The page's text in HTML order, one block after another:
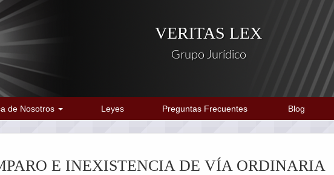
VERITAS LEX
Grupo Jurídico
de Nosotros Leyes Preguntas Frecuentes Blog
E INEXISTENCIA DE VÍA ORDINARIA